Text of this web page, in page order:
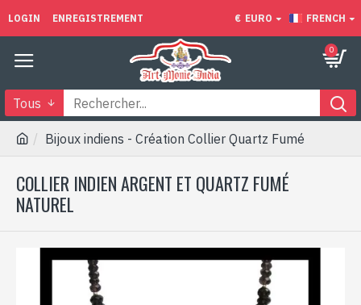
LOGIN ENREGISTREMENT € EURO FRENCH
0
Tous
Bijoux indiens - Création Collier Quartz Fumé
COLLIER INDIEN ARGENT ET QUARTZ FUMÉ
NATUREL